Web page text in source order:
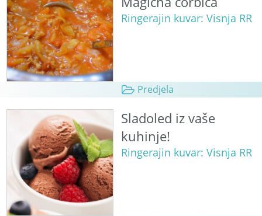
Ringerajin kuvar: Visnja RR
Predjela
Sladoled iz vaše
kuhinje!
Ringerajin kuvar: Visnja RR